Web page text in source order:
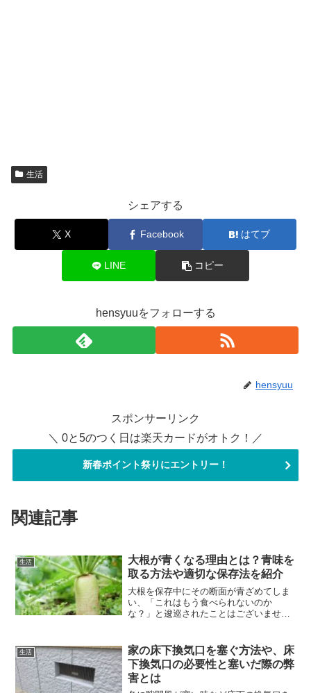
生活
シェアする
X Facebook はてブ
LINE コピー
hensyuuをフォローする
hensyuu
スポンサーリンク
＼ 0と5のつく日は楽天カードがオトク！／
新春ポイント祭りにエントリー！
関連記事
生活
大根が青くなる理由とは？青味を
取る方法や適切な保存法を紹介
大根を保存中にその断面が青ざめてしま
い、「これはもう食べられないのか
な？」と逡巡されたことはございません
テクニック、そして新鮮な大根を見極め
るポイントと適切な保管法につ...
生活
家の床下換気口を塞ぐ方法や、床
下換気口の必要性と塞いだ際の弊
害とは